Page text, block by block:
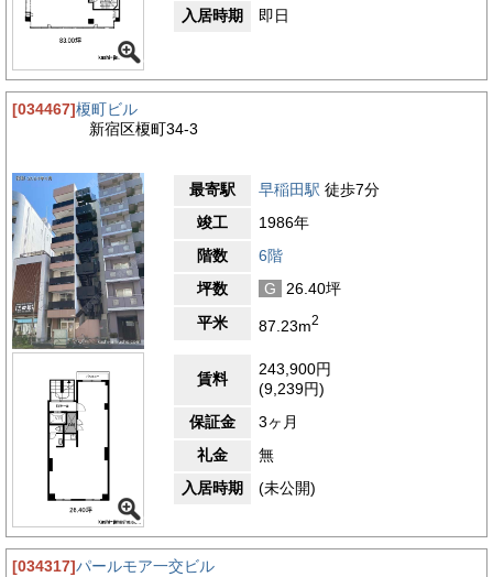
入居時期
即日
[034467]榎町ビル
新宿区榎町34-3
最寄駅 早稲田駅 徒歩7分
竣工
1986年
階数
6階
坪数
G
26.40坪
平米
87.23m2
賃料
243,900円
(9,239円)
保証金
3ヶ月
礼金
無
入居時期
(未公開)
[034317]パールモア一交ビル